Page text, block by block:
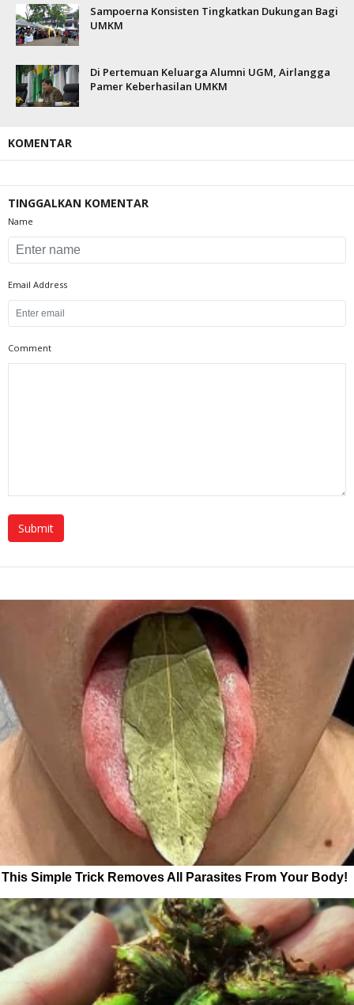
Sampoerna Konsisten Tingkatkan Dukungan Bagi
UMKM
Di Pertemuan Keluarga Alumni UGM, Airlangga
Pamer Keberhasilan UMKM
KOMENTAR
TINGGALKAN KOMENTAR
Name
Email Address
Comment
This Simple Trick Removes All Parasites From Your Body!